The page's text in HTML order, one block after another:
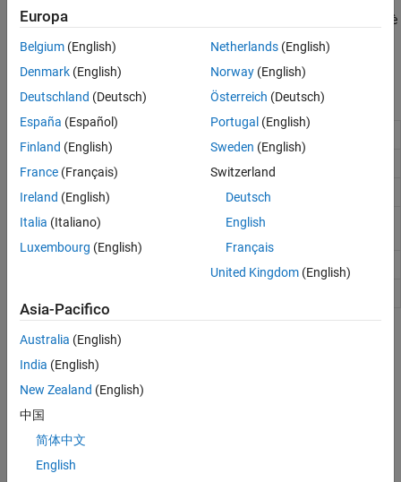
di dati. Se si dispone di una licenza Parallel Computing Toolbox™, è
possibile utilizzare il calcolo parallelo per velocizzare i calcoli di
ricampionamento.
Funzioni
crossval Estimate loss using cross-validation
datasample
Randomly sample from data, with or without
Jackknife sampling
Argomenti
Resampling Statistics
Use bootstrap and jackknife methods to measure the uncertainty
in the estimated parameters and statistics.
Implement Cross-Validation Using Parallel Computing
Speed up cross-validation using parallel computing.
Europa
Belgium (English)
Denmark (English)
Deutschland (Deutsch)
España (Español)
Finland (English)
France (Français)
Ireland (English)
Italia (Italiano)
Luxembourg (English)
Netherlands(English)
Norway(English)
Österreich (Deutsch)
Portugal (English)
Sweden (English)
Switzerland
Deutsch
English
Français
United Kingdom(English)
Asia-Pacifico
Australia (English)
India (English)
New Zealand (English)
中国
简体中文
English